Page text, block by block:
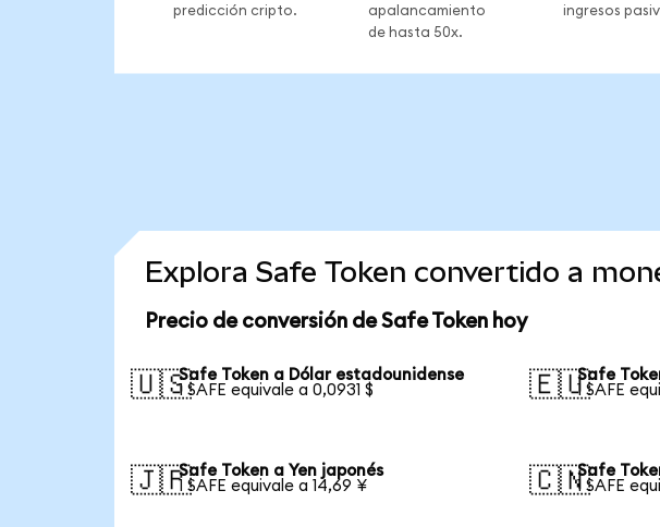
predicción cripto.
apalancamiento
de hasta 50x.
ingresos
Explora Safe Token convertido a
Precio de conversión de Safe Token hoy
🇺🇸Safe Token a Dólar estadounidense
1 SAFE equivale a 0,0931 $
🇪🇺Safe
1 SAFE
🇯🇵Safe Token a Yen japonés
1 SAFE equivale a 14,69 ¥
🇨🇳Safe
1 SAFE